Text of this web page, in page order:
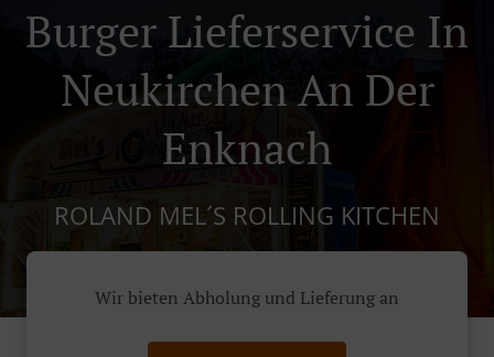
Burger Lieferservice In
Neukirchen An Der
Enknach
ROLAND MEL´S ROLLING KITCHEN
Wir bieten Abholung und Lieferung an